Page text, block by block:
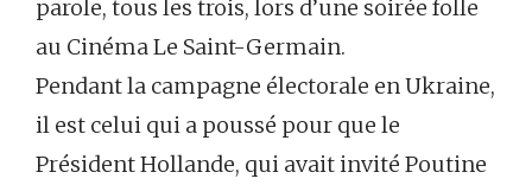
parole, tous les trois, lors d’une soirée folle
au Cinéma Le Saint-Germain.
Pendant la campagne électorale en Ukraine,
il est celui qui a poussé pour que le
Président Hollande, qui avait invité Poutine